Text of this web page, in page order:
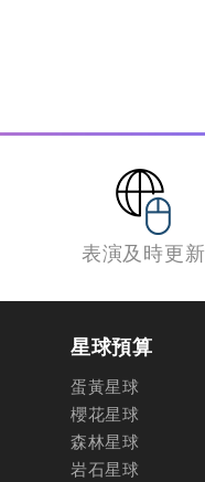
表演及時更新
星球預算
蛋黃星球
櫻花星球
森林星球
岩石星球